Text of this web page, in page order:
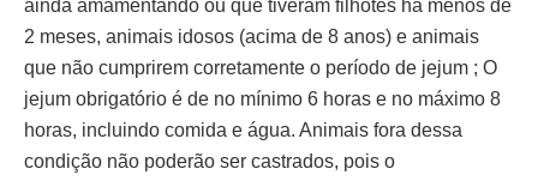
ainda amamentando ou que tiveram filhotes há menos de
2 meses, animais idosos (acima de 8 anos) e animais
que não cumprirem corretamente o período de jejum ; O
jejum obrigatório é de no mínimo 6 horas e no máximo 8
horas, incluindo comida e água. Animais fora dessa
condição não poderão ser castrados, pois o